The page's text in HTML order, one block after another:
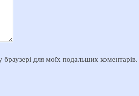
для моїх подальших коментарів.